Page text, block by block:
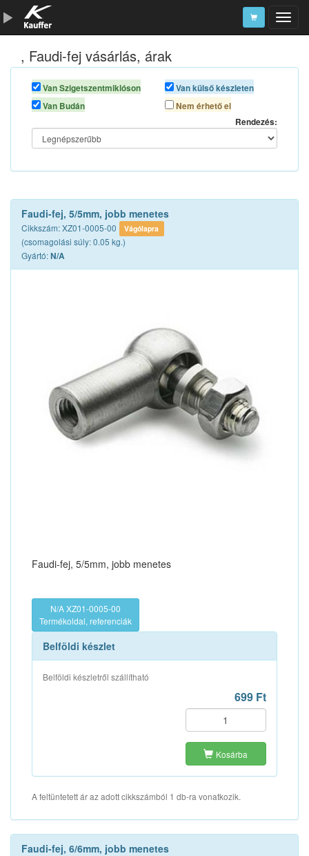
Szerszámkatalógus
Kosár
Alkatrészek
, Faudi-fej vásárlás, árak
Van Szigetszentmiklóson
Van Budán
Van külső készleten
Nem érhető el
Rendezés:
Faudi-fej, 5/5mm, jobb menetes
Cikkszám: XZ01-0005-00 Vágólapra
(csomagolási súly: 0.05 kg.)
Gyártó:N/A
Faudi-fej, 5/5mm, jobb menetes
N/A XZ01-0005-00
Termékoldal, referenciák
Belföldi készlet
Belföldi készletről szállítható
699 Ft
Kosárba
A feltüntetett ár az adott cikkszámból 1 db-ra vonatkozik.
Faudi-fej, 6/6mm, jobb menetes